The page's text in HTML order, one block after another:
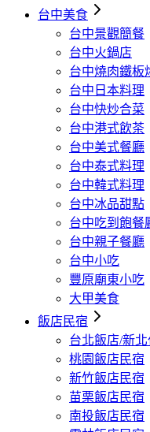
台中美食
台中景觀簡餐
台中火鍋店
台中燒肉鐵板
台中日本料理
台中快炒合菜
台中港式飲茶
台中美式餐廳
台中泰式料理
台中韓式料理
台中冰品甜點
台中吃到飽餐
台中親子餐廳
台中小吃
豐原廟東小吃
大甲美食
飯店民宿
台北飯店/新北
桃園飯店民宿
新竹飯店民宿
苗栗飯店民宿
南投飯店民宿